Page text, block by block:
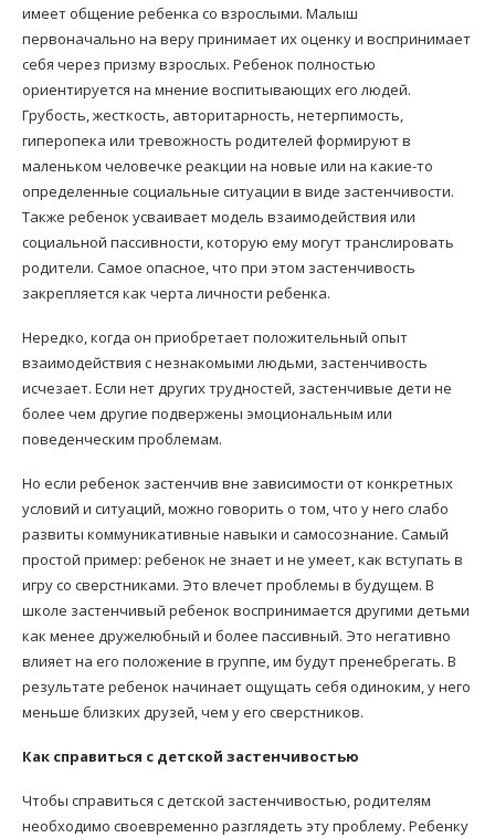
имеет общение ребенка со взрослыми. Малыш
первоначально на веру принимает их оценку и воспринимает
себя через призму взрослых. Ребенок полностью
ориентируется на мнение воспитывающих его людей.
Грубость, жесткость, авторитарность, нетерпимость,
гиперопека или тревожность родителей формируют в
маленьком человечке реакции на новые или на какие-то
определенные социальные ситуации в виде застенчивости.
Также ребенок усваивает модель взаимодействия или
социальной пассивности, которую ему могут транслировать
родители. Самое опасное, что при этом застенчивость
закрепляется как черта личности ребенка.
Нередко, когда он приобретает положительный опыт
взаимодействия с незнакомыми людьми, застенчивость
исчезает. Если нет других трудностей, застенчивые дети не
более чем другие подвержены эмоциональным или
поведенческим проблемам.
Но если ребенок застенчив вне зависимости от конкретных
условий и ситуаций, можно говорить о том, что у него слабо
развиты коммуникативные навыки и самосознание. Самый
простой пример: ребенок не знает и не умеет, как вступать в
игру со сверстниками. Это влечет проблемы в будущем. В
школе застенчивый ребенок воспринимается другими детьми
как менее дружелюбный и более пассивный. Это негативно
влияет на его положение в группе, им будут пренебрегать. В
результате ребенок начинает ощущать себя одиноким, у него
меньше близких друзей, чем у его сверстников.
Как справиться с детской застенчивостью
Чтобы справиться с детской застенчивостью, родителям
необходимо своевременно разглядеть эту проблему. Ребенку